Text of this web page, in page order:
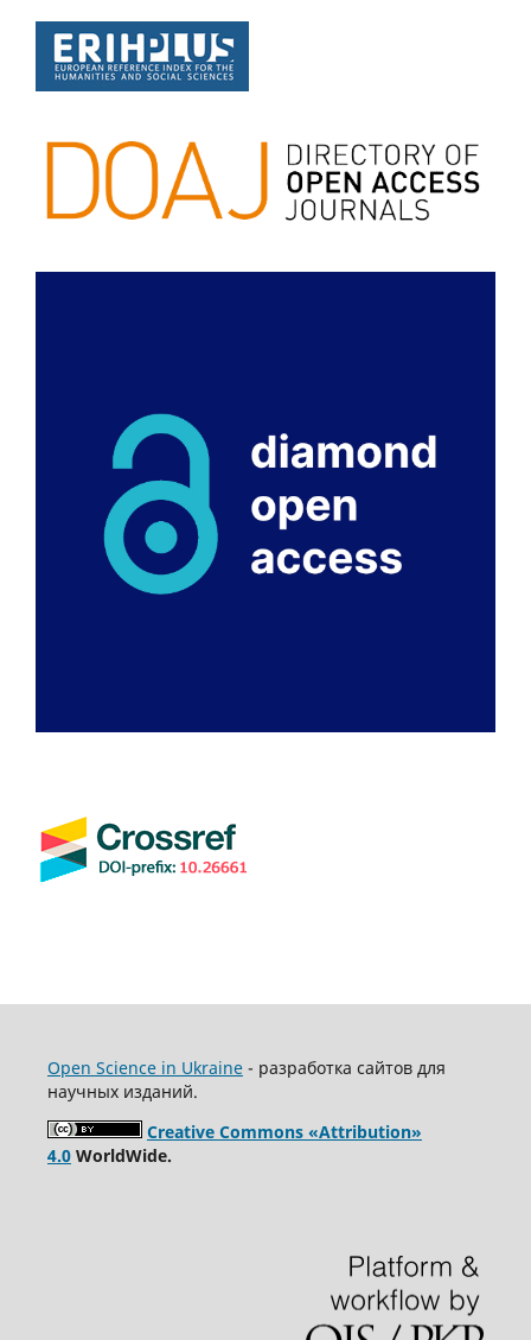
Open Science in Ukraine- разработка сайтов для
научных изданий.
Creative Commons «Attribution»
4.0WorldWide.